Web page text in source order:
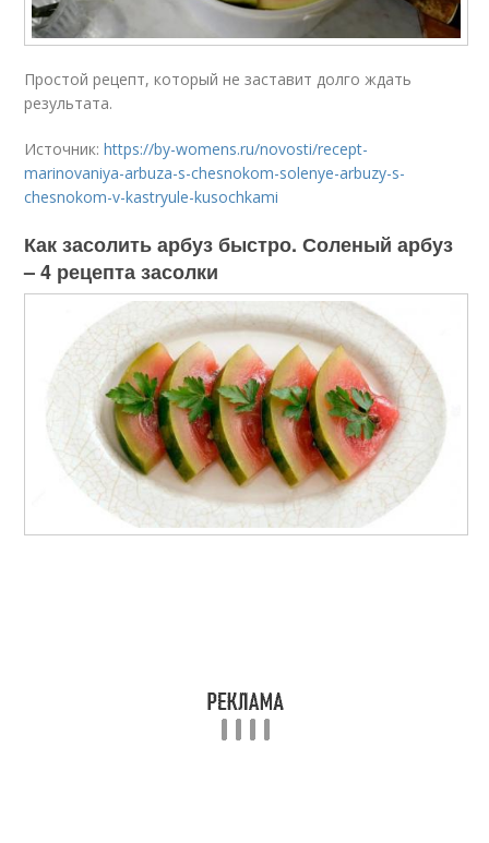
Простой рецепт, который не заставит долго ждать
результата.
Источник:https://by-womens.ru/novosti/recept-
marinovaniya-arbuza-s-chesnokom-solenye-arbuzy-s-
chesnokom-v-kastryule-kusochkami
Как засолить арбуз быстро. Соленый арбуз
– 4 рецепта засолки